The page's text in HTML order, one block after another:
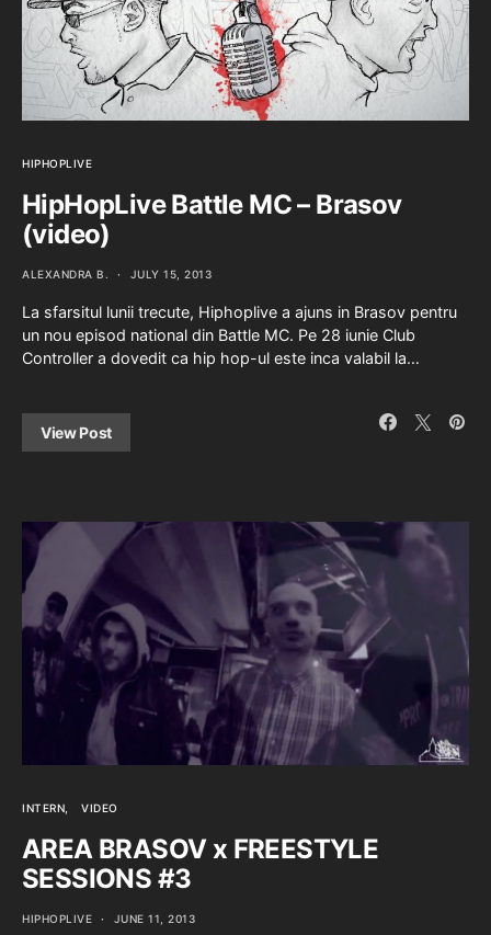
HIPHOPLIVE
HipHopLive Battle MC – Brasov
(video)
ALEXANDRA B. JULY 15, 2013
La sfarsitul lunii trecute, Hiphoplive a ajuns in Brasov pentru
un nou episod national din Battle MC. Pe 28 iunie Club
Controller a dovedit ca hip hop-ul este inca valabil la…
View Post
INTERN VIDEO
AREA BRASOV x FREESTYLE
SESSIONS #3
HIPHOPLIVE JUNE 11, 2013